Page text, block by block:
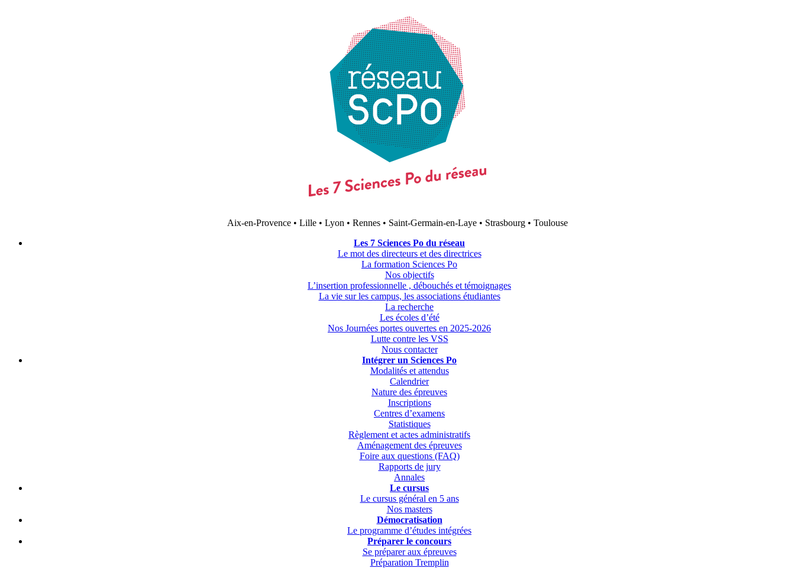
Aix-en-Provence • Lille • Lyon • Rennes • Saint-Germain-en-Laye • Strasbourg • Toulouse
Les 7 Sciences Po du réseau
Le mot des directeurs et des directrices
La formation Sciences Po
Nos objectifs
L’insertion professionnelle , débouchés et témoignages
La vie sur les campus, les associations étudiantes
La recherche
Les écoles d’été
Nos Journées portes ouvertes en 2025-2026
Lutte contre les VSS
Nous contacter
Intégrer un Sciences Po
Modalités et attendus
Calendrier
Nature des épreuves
Inscriptions
Centres d’examens
Statistiques
Règlement et actes administratifs
Aménagement des épreuves
Foire aux questions (FAQ)
Rapports de jury
Annales
Le cursus
Le cursus général en 5 ans
Nos masters
Démocratisation
Le programme d’études intégrées
Préparer le concours
Se préparer aux épreuves
Préparation Tremplin